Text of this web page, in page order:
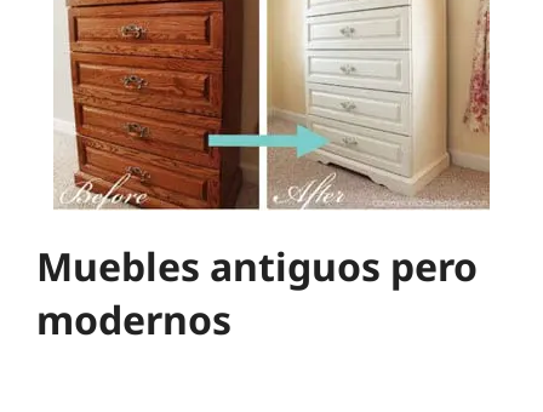
Muebles antiguos pero
modernos